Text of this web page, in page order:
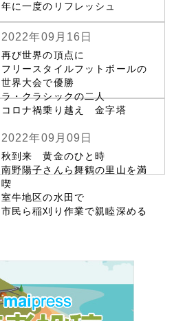
年に一度のリフレッシュ
2022年09月16日
再び世界の頂点に
フリースタイルフットボールの
世界大会で優勝
ラ・クラシックの二人
コロナ禍乗り越え 金字塔
2022年09月09日
秋到来 黄金のひと時
南野陽子さんら舞鶴の里山を満
喫
室牛地区の水田で
市民ら稲刈り作業で親睦深める